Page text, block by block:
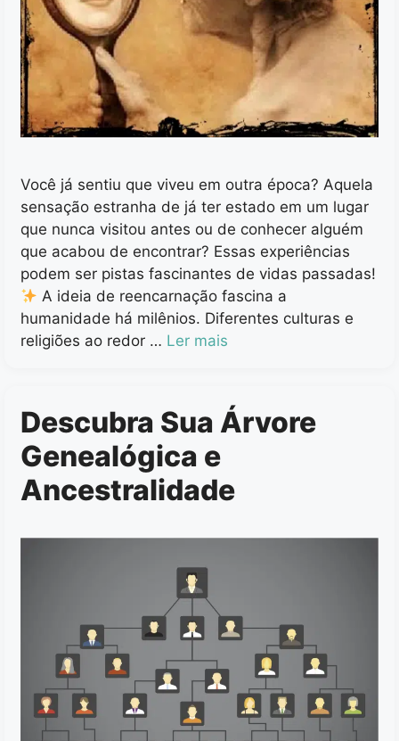
Você já sentiu que viveu em outra época? Aquela
sensação estranha de já ter estado em um lugar
que nunca visitou antes ou de conhecer alguém
que acabou de encontrar? Essas experiências
podem ser pistas fascinantes de vidas passadas!
A ideia de reencarnação fascina a
humanidade há milênios. Diferentes culturas e
religiões ao redor … Ler mais
Descubra Sua Árvore
Genealógica e
Ancestralidade